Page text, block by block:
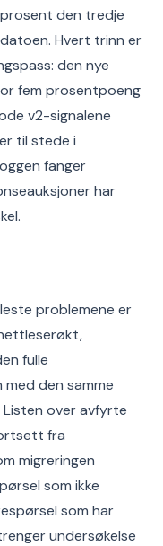
den tredje
Hvert trinn er
den nye
fem prosentpoeng
v2-signalene
til stede i
fanger
har
problemene er
fulle
den samme
Listen over avfyrte
fra
migreringen
som ikke
som har
undersøkelse